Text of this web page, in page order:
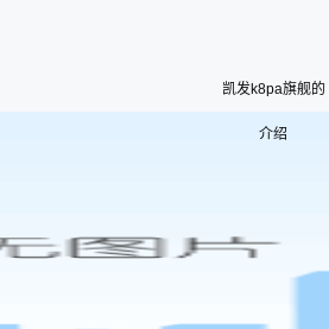
凯发k8pa旗舰的
介绍